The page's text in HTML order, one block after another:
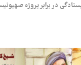
در برابر پروژه